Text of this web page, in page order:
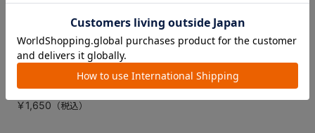
ーロング サイドプ
ロテクション エッ
グショック ＨＨ
股あてパッド（ネイ
￥1,650